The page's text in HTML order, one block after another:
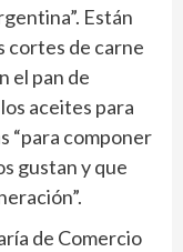
Están
cortes de carne
el pan de
aceites para
“para componer
gustan y que
de Comercio